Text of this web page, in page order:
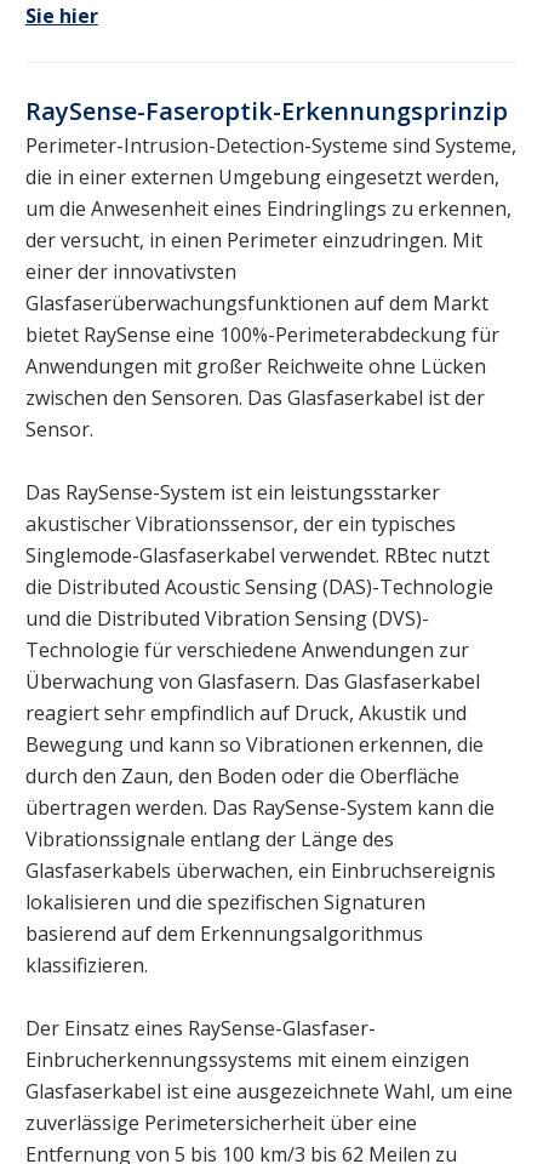
Sie hier
RaySense-Faseroptik-Erkennungsprinzip
Perimeter-Intrusion-Detection-Systeme sind Systeme,
die in einer externen Umgebung eingesetzt werden,
um die Anwesenheit eines Eindringlings zu erkennen,
der versucht, in einen Perimeter einzudringen. Mit
einer der innovativsten
Glasfaserüberwachungsfunktionen auf dem Markt
bietet RaySense eine 100%-Perimeterabdeckung für
Anwendungen mit großer Reichweite ohne Lücken
zwischen den Sensoren. Das Glasfaserkabel ist der
Sensor.
Das RaySense-System ist ein leistungsstarker
akustischer Vibrationssensor, der ein typisches
Singlemode-Glasfaserkabel verwendet. RBtec nutzt
die Distributed Acoustic Sensing (DAS)-Technologie
und die Distributed Vibration Sensing (DVS)-
Technologie für verschiedene Anwendungen zur
Überwachung von Glasfasern. Das Glasfaserkabel
reagiert sehr empfindlich auf Druck, Akustik und
Bewegung und kann so Vibrationen erkennen, die
durch den Zaun, den Boden oder die Oberfläche
übertragen werden. Das RaySense-System kann die
Vibrationssignale entlang der Länge des
Glasfaserkabels überwachen, ein Einbruchsereignis
lokalisieren und die spezifischen Signaturen
basierend auf dem Erkennungsalgorithmus
klassifizieren.
Der Einsatz eines RaySense-Glasfaser-
Einbrucherkennungssystems mit einem einzigen
Glasfaserkabel ist eine ausgezeichnete Wahl, um eine
zuverlässige Perimetersicherheit über eine
Entfernung von 5 bis 100 km/3 bis 62 Meilen zu